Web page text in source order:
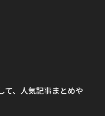
て、人気記事まとめや